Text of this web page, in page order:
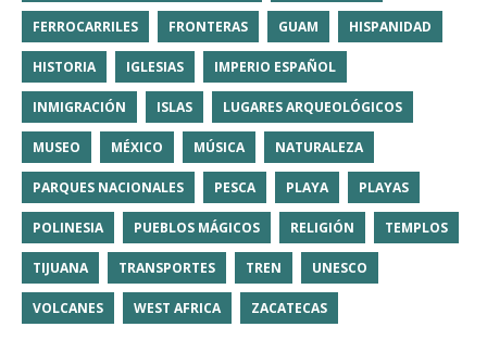
FERROCARRILES FRONTERAS GUAM HISPANIDAD
HISTORIA IGLESIAS IMPERIO ESPAÑOL
INMIGRACIÓN ISLAS LUGARES ARQUEOLÓGICOS
MUSEO MÉXICO MÚSICA NATURALEZA
PARQUES NACIONALES PESCA PLAYA PLAYAS
POLINESIA PUEBLOS MÁGICOS RELIGIÓN TEMPLOS
TIJUANA TRANSPORTES TREN UNESCO
VOLCANES WEST AFRICA ZACATECAS